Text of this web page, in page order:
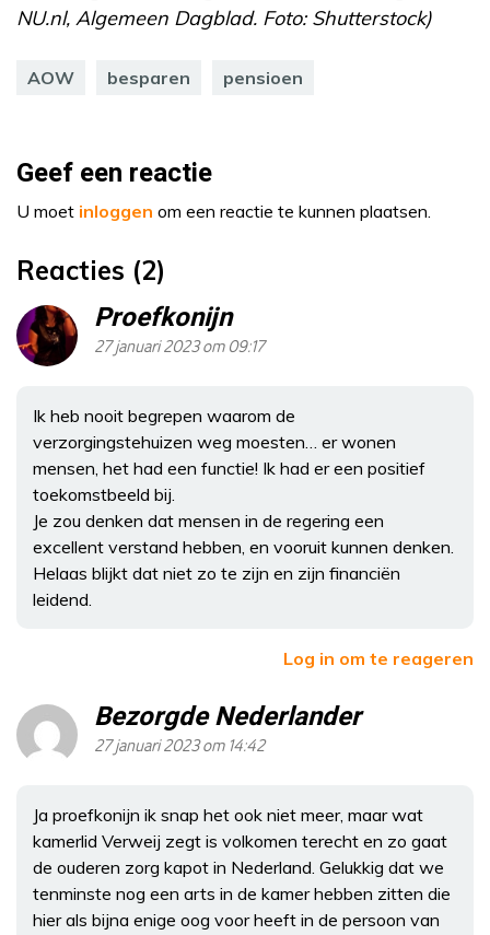
NU.nl, Algemeen Dagblad. Foto: Shutterstock)
AOW besparen pensioen
Geef een reactie
U moet inloggen om een reactie te kunnen plaatsen.
Reacties (2)
Proefkonijn
27 januari 2023 om 09:17
Ik heb nooit begrepen waarom de
verzorgingstehuizen weg moesten… er wonen
mensen, het had een functie! Ik had er een positief
toekomstbeeld bij.
Je zou denken dat mensen in de regering een
excellent verstand hebben, en vooruit kunnen denken.
Helaas blijkt dat niet zo te zijn en zijn financiën
leidend.
Log in om te reageren
Bezorgde Nederlander
27 januari 2023 om 14:42
Ja proefkonijn ik snap het ook niet meer, maar wat
kamerlid Verweij zegt is volkomen terecht en zo gaat
de ouderen zorg kapot in Nederland. Gelukkig dat we
tenminste nog een arts in de kamer hebben zitten die
hier als bijna enige oog voor heeft in de persoon van